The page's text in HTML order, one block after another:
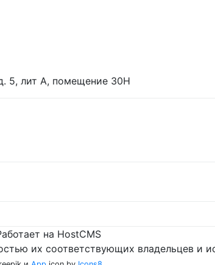
5, лит А, помещение 30Н
на HostCMS
их соответствующих владельцев и